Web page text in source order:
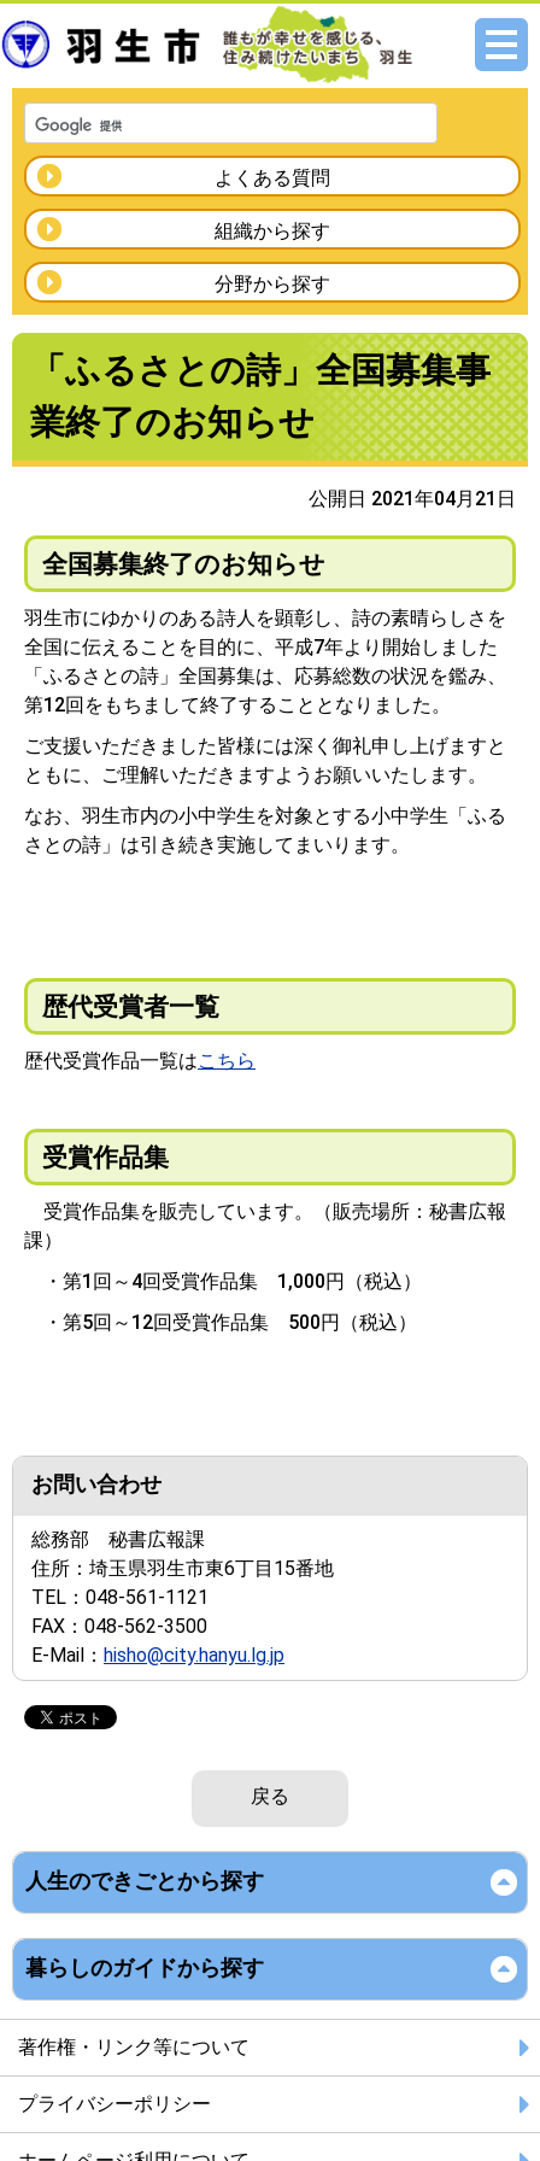
メニ
よくある質問
組織から探す
分野から探す
「ふるさとの詩」全国募集事
業終了のお知らせ
公開日 2021年04月21日
全国募集終了のお知らせ
羽生市にゆかりのある詩人を顕彰し、詩の素晴らしさを
全国に伝えることを目的に、平成7年より開始しました
「ふるさとの詩」全国募集は、応募総数の状況を鑑み、
第12回をもちまして終了することとなりました。
ご支援いただきました皆様には深く御礼申し上げますと
ともに、ご理解いただきますようお願いいたします。
なお、羽生市内の小中学生を対象とする小中学生「ふる
さとの詩」は引き続き実施してまいります。
歴代受賞者一覧
歴代受賞作品一覧はこちら
受賞作品集
受賞作品集を販売しています。（販売場所：秘書広報
課）
・第1回～4回受賞作品集 1,000円（税込）
・第5回～12回受賞作品集 500円（税込）
お問い合わせ
総務部 秘書広報課
住所： 埼玉県羽生市東6丁目15番地
TEL： 048-561-1121
FAX： 048-562-3500
E-Mail： hisho@city.hanyu.lg.jp
戻る
人生のできごとから探す
暮らしのガイドから探す
著作権・リンク等について
プライバシーポリシー